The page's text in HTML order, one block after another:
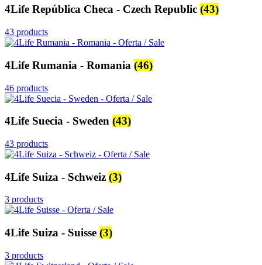
4Life República Checa - Czech Republic (43)
43 products
4Life Rumania - Romania (46)
46 products
4Life Suecia - Sweden (43)
43 products
4Life Suiza - Schweiz (3)
3 products
4Life Suiza - Suisse (3)
3 products